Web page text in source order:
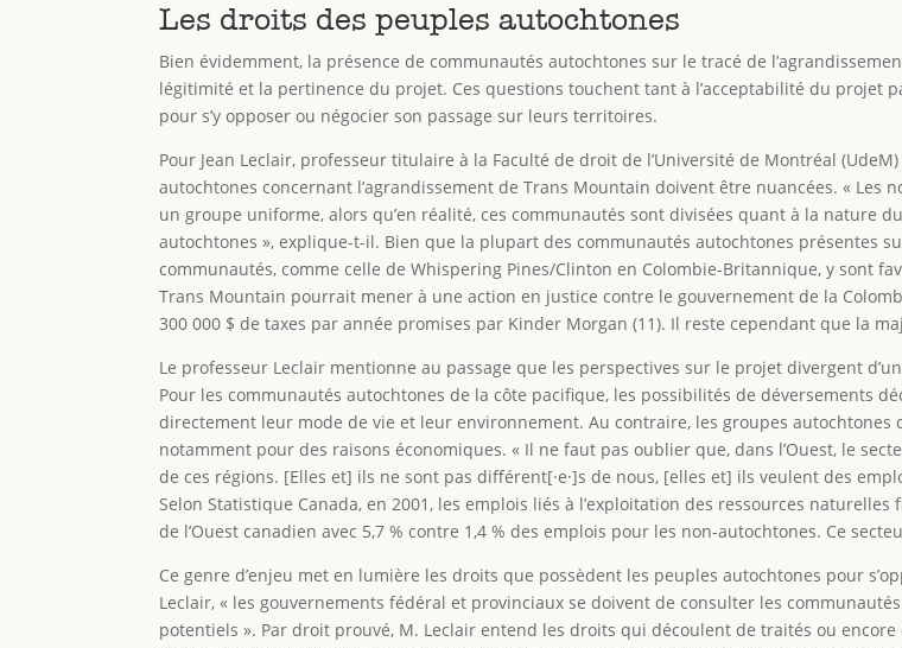
Les droits des peuples autochtones
Bien évidemment, la présence de communautés autochtones sur le tracé de
légitimité et la pertinence du projet. Ces questions touchent tant à l’acceptabilité du projet
pour s’y opposer ou négocier son passage sur leurs territoires.
Pour Jean Leclair, professeur titulaire à la Faculté de droit de l’Université de Montréal
autochtones concernant l’agrandissement de Trans Mountain doivent être nuancées. « Les
un groupe uniforme, alors qu’en réalité, ces communautés sont divisées quant à la nature
autochtones », explique-t-il. Bien que la plupart des communautés autochtones présentes
communautés, comme celle de Whispering Pines/Clinton en Colombie-Britannique, y sont
Trans Mountain pourrait mener à une action en justice contre le gouvernement de la
300 000 $ de taxes par année promises par Kinder Morgan (11). Il reste cependant que la
Le professeur Leclair mentionne au passage que les perspectives sur le projet divergent
Pour les communautés autochtones de la côte pacifique, les possibilités de déversements
directement leur mode de vie et leur environnement. Au contraire, les groupes
notamment pour des raisons économiques. « Il ne faut pas oublier que, dans l’Ouest, le
de ces régions. [Elles et] ils ne sont pas différent[·e·]s de nous, [elles et] ils veulent des
Selon Statistique Canada, en 2001, les emplois liés à l’exploitation des ressources
de l’Ouest canadien avec 5,7 % contre 1,4 % des emplois pour les non-autochtones. Ce
Ce genre d’enjeu met en lumière les droits que possèdent les peuples autochtones pour
Leclair, « les gouvernements fédéral et provinciaux se doivent de consulter les
potentiels ». Par droit prouvé, M. Leclair entend les droits qui découlent de traités ou